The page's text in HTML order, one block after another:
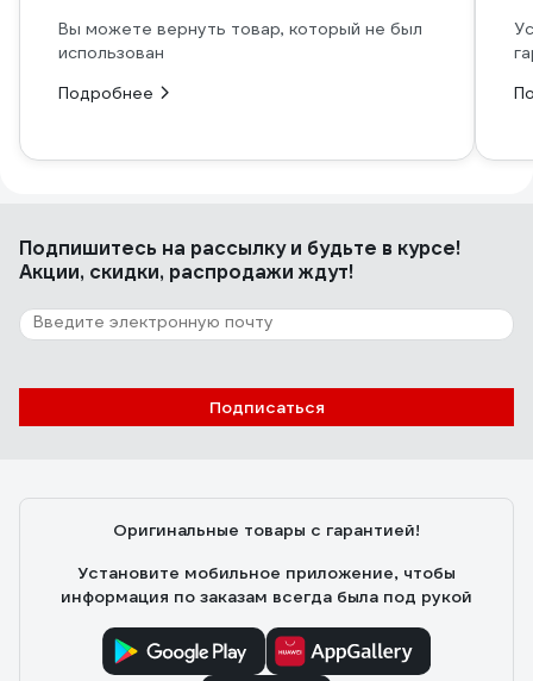
Вы можете вернуть товар, который не был
использован
Подробнее
Подпишитесь на рассылкуи будьте в курсе!
Акции, скидки, распродажи ждут!
Подписаться
Оригинальные товары с гарантией!
Установите мобильное приложение, чтобы
информация по заказам всегда была под рукой